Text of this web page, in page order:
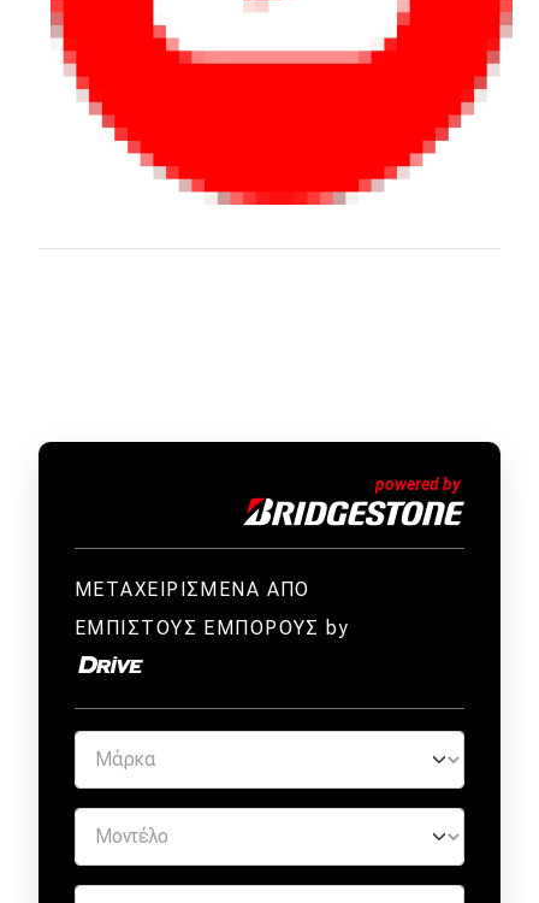
ΜΕΤΑΧΕΙΡΙΣΜΕΝΑ ΑΠΟ
ΕΜΠΙΣΤΟΥΣ ΕΜΠΟΡΟΥΣ by